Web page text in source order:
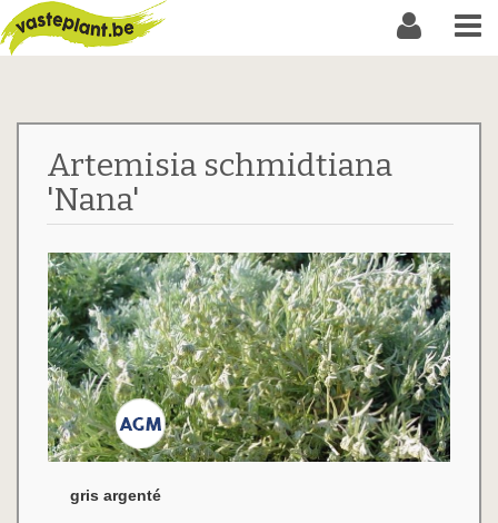
Artemisia schmidtiana
'Nana'
gris argenté